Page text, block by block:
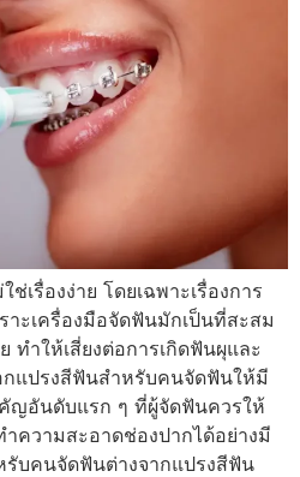
เรื่องง่าย โดยเฉพาะเรื่องการ
ะเครื่องมือจัดฟันมักเป็นที่สะสม
ทำให้เสี่ยงต่อการเกิดฟันผุและ
กแปรงสีฟันสำหรับคนจัดฟันให้มี
ญอันดับแรก ๆ ที่ผู้จัดฟันควรให้
ความสะอาดช่องปากได้อย่างมี
บคนจัดฟันต่างจากแปรงสีฟัน